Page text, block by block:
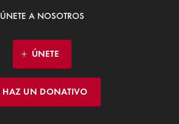
ÚNETE A NOSOTROS
ÚNETE
HAZ UN DONATIVO